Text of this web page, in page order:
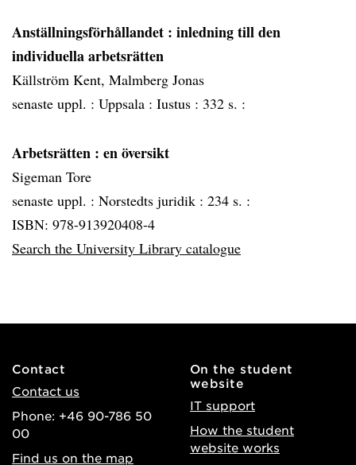
Anställningsförhållandet : inledning till den
individuella arbetsrätten
Källström Kent, Malmberg Jonas
senaste uppl. : Uppsala : Iustus : 332 s. :
Arbetsrätten : en översikt
Sigeman Tore
senaste uppl. : Norstedts juridik : 234 s. :
ISBN: 978-913920408-4
Search the University Library catalogue
Contact
Contact us
Phone: +46 90-786 50
00
Find us on the map
On the student
website
IT support
How the student
website works